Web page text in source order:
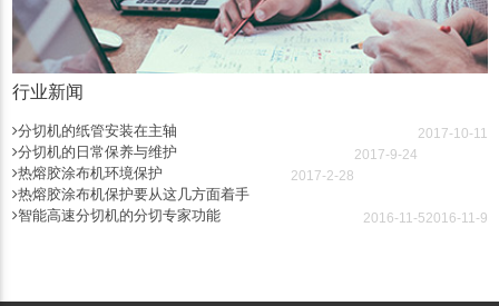
行业新闻
分切机的纸管安装在主轴 2017-10-11
分切机的日常保养与维护 2017-9-24
热熔胶涂布机环境保护 2017-2-28
热熔胶涂布机保护要从这几方面着手
2016-11-9
智能高速分切机的分切专家功能 2016-11-5